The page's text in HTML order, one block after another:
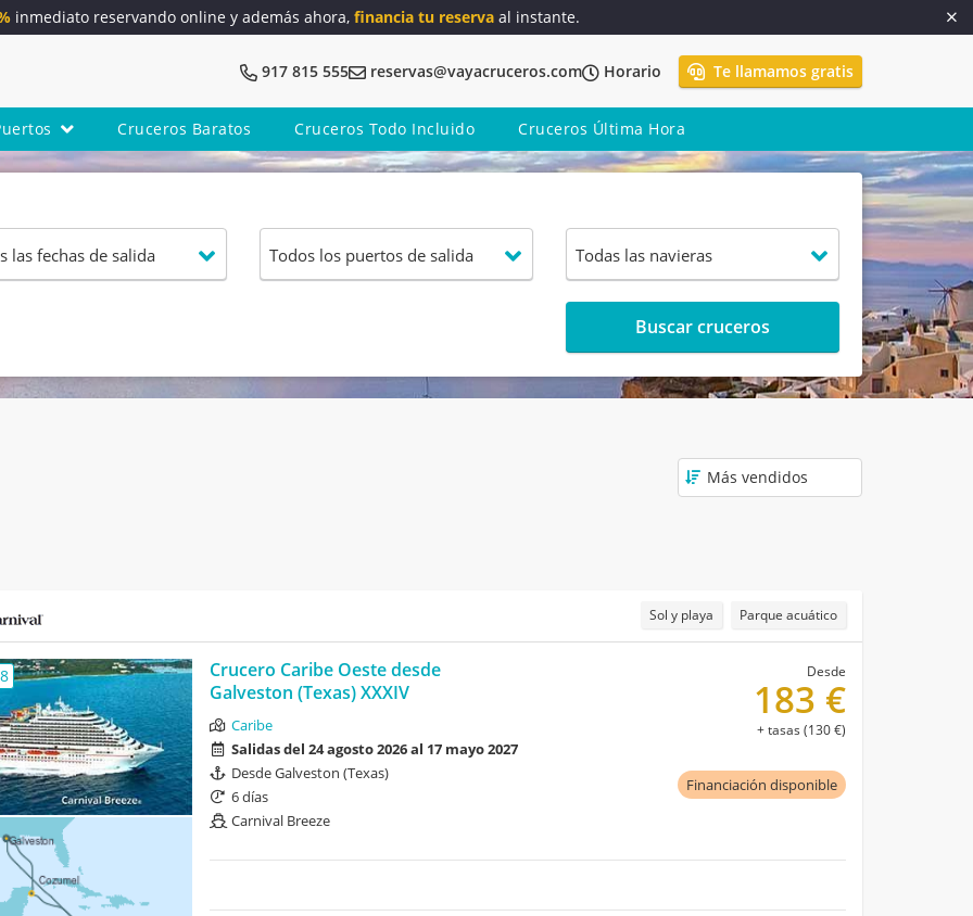
inmediato reservando online y además ahora, financia tu reserva al instante.
917 815 555 reservas@vayacruceros.com Horario Te llamamos gratis
Cruceros Baratos Cruceros Todo Incluido Cruceros Última Hora
Buscar cruceros
Sol y playa Parque acuático
Crucero Caribe Oeste desde
Galveston (Texas) XXXIV
Caribe
Salidas del 24 agosto 2026 al 17 mayo 2027
Desde Galveston (Texas)
6 días
Carnival Breeze
Financiación disponible
Desde
183 €
+ tasas (130 €)